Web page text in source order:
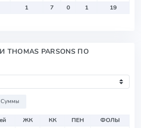
1 7 0 1 19
PARSONS ПО
Суммы
ЖК КК ПЕН
ФОЛЫ